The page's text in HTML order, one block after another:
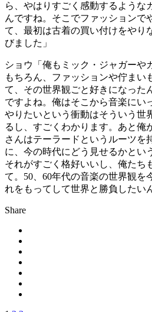
ら、やはりすごく感動するような
んですね。そこでファッションで
て、最初は古着の買い付けをやり
びました」
ショウ
「俺もミック・ジャガー
もちろん、ファッションや佇まい
て、その世界観ごと好きになった
ですよね。俺はそこから音楽にい
やりたいという衝動はそういう世
るし、すごくわかります。あと俺
さんはテーラードというルーツを
に、今の時代にどう見せるかとい
それがすごく格好いいし、俺たち
て。50、60年代の音楽の世界観を
れをもってして世界と勝負したい
Share